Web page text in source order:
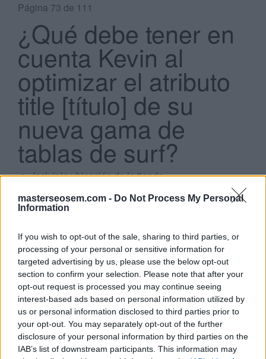
masterseosem.com - Do Not Process My Personal
Information
If you wish to opt-out of the sale, sharing to third parties, or
processing of your personal or sensitive information for
targeted advertising by us, please use the below opt-out
section to confirm your selection. Please note that after your
opt-out request is processed you may continue seeing
interest-based ads based on personal information utilized by
us or personal information disclosed to third parties prior to
your opt-out. You may separately opt-out of the further
disclosure of your personal information by third parties on the
IAB’s list of downstream participants. This information may
Search
Página 73 de 111
¿Qué debe tener en
cuenta Kevin al
optimizar el atributo
title [título] de su
nueva gama de
tablas de surf?
Incluir la ubicación de la tienda.
marca, las medidas y el color.
Incluir solo el nombre del modelo de tabla.
exclamación o todo mayúsculas.
Click aquí para ver la respuesta
Incluir atributos relevantes en el título,
como la marca, las medidas y el color.
Si estás empezando a utilizarGoogle Ads, te será útil